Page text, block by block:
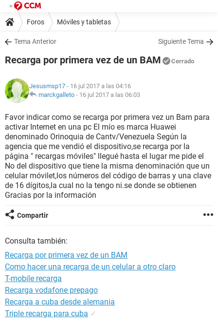
Foros Móviles y tabletas
Tema Anterior Siguiente Tema
Recarga por primera vez de un BAM Cerrado
Jesusmsp17 - 16 jul 2017 a las 04:16
marckgalleto - 16 jul 2017 a las 06:03
Favor indicar como se recarga por primera vez un Bam para
activar Internet en una pc El mío es marca Huawei
denominado Orinoquia de Cantv/Venezuela Según la
agencia que me vendió el dispositivo,se recarga por la
página " recargas móviles" llegué hasta el lugar me pide el
No del dispositivo que tiene la misma denominación que un
celular móvilet,los números del código de barras y una clave
de 16 dígitos,la cual no la tengo ni.se donde se obtienen
Gracias por la información
Compartir
Consulta también:
Recarga por primera vez de un BAM
Como hacer una recarga de un celular a otro claro
T-mobile recarga
Recarga vodafone prepago
Recarga a cuba desde alemania
Triple recarga para cuba ✓